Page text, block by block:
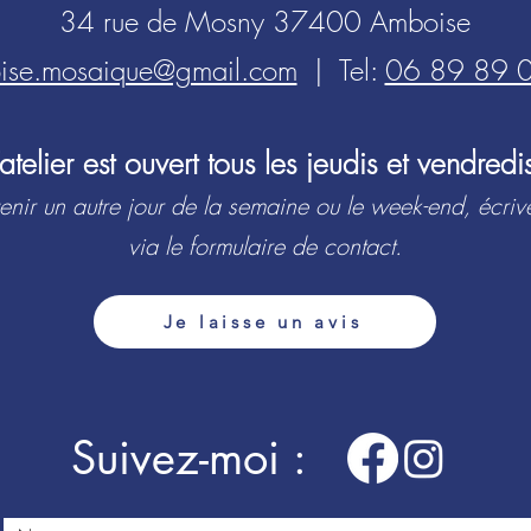
34 rue de Mosny 37400 Amboise
| Tel: 06 89 89
est ouvert tous les jeudis et
un autre jour de la semaine ou le week-end,
via le formulaire de contact.
Je laisse un avis
Suivez-moi :